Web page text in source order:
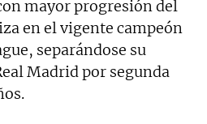
mayor progresión del
en el vigente campeón
separándose su
Madrid por segunda